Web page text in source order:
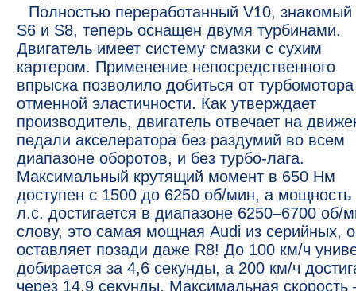
Полностью переработанный V10, знакомый
S6 и S8, теперь оснащен двумя турбинами.
Двигатель имеет систему смазки с сухим
картером. Применение непосредственного
впрыска позволило добиться от турбомотора
отменной эластичности. Как утверждает
производитель, двигатель отвечает на
педали акселератора без раздумий во всем
диапазоне оборотов, и без турбо-лага.
Максимальный крутящий момент в 650 Нм
доступен с 1500 до 6250 об/мин, а мощность
л.с. достигается в диапазоне 6250–6700 об/
слову, это самая мощная Audi из серийных,
оставляет позади даже R8! До 100 км/ч
добирается за 4,6 секунды, а 200 км/ч
через 14,9 секунды. Максимальная скорость